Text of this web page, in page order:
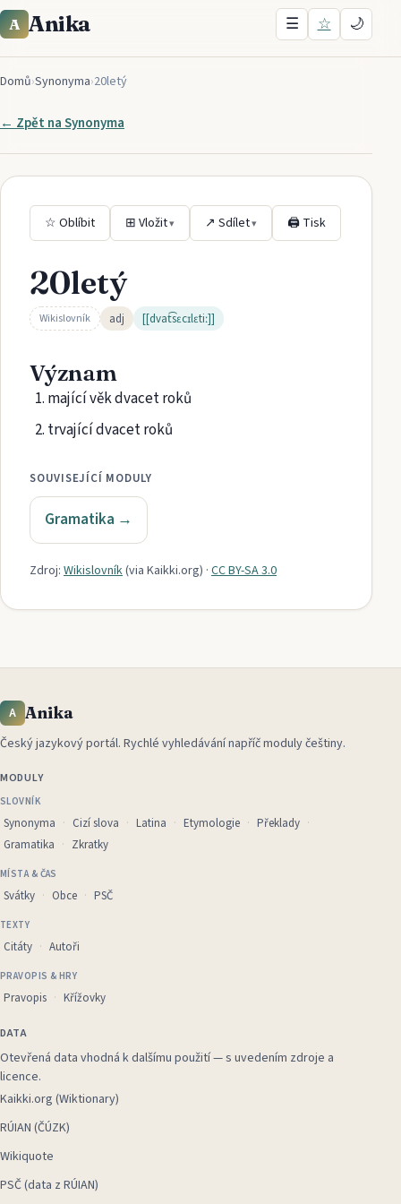
A Anika ☰ ☆ 🌙
Domů›Synonyma›20letý
← Zpět naSynonyma
☆ Oblíbit ⊞ Vložit▾ ↗ Sdílet▾ 🖨 Tisk
20letý
Wikislovník adj [[dvat͡sɛcɪlɛtiː]]
Význam
mající věk dvacet roků
trvající dvacet roků
SOUVISEJÍCÍ MODULY
Gramatika →
Zdroj: Wikislovník(via Kaikki.org) · CC BY-SA 3.0
A Anika
Český jazykový portál. Rychlé vyhledávání napříč moduly češtiny.
MODULY
SLOVNÍK
Synonyma Cizí slova Latina Etymologie
Překlady
Gramatika
Zkratky
MÍSTA & ČAS
Svátky Obce PSČ
TEXTY
Citáty Autoři
PRAVOPIS & HRY
Pravopis Křížovky
DATA
Otevřená data vhodná k dalšímu použití — s uvedením zdroje a
licence.
Kaikki.org (Wiktionary)
RÚIAN (ČÚZK)
Wikiquote
PSČ (data z RÚIAN)